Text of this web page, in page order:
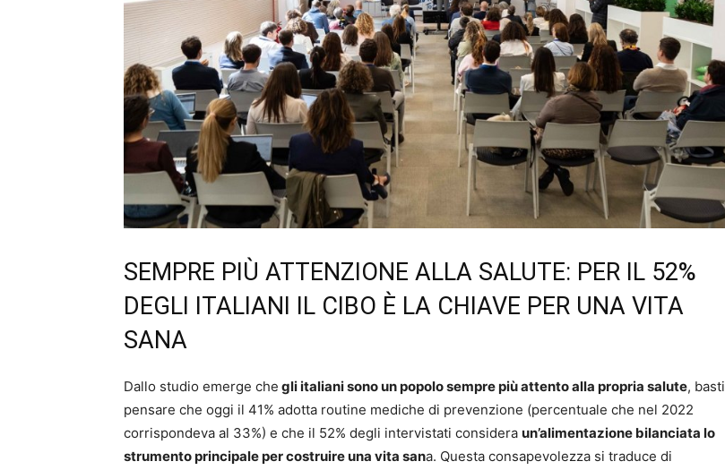
SEMPRE PIÙ ATTENZIONE ALLA SALUTE: PER IL 52%
DEGLI ITALIANI IL CIBO È LA CHIAVE PER UNA VITA
SANA
Dallo studio emerge che gli italiani sono un popolo sempre più attento alla propria salute, basti
pensare che oggi il 41% adotta routine mediche di prevenzione (percentuale che nel 2022
corrispondeva al 33%) e che il 52% degli intervistati considera un’alimentazione bilanciata lo
strumento principale per costruire una vita sana. Questa consapevolezza si traduce di